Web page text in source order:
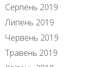
Серпень 2019
Липень 2019
Червень 2019
Травень 2019